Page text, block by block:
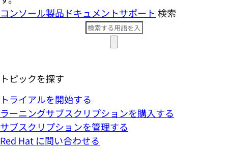
コンソール製品ドキュメントサポート 検索
トピックを探す
トライアルを開始する
ラーニングサブスクリプションを購入する
サブスクリプションを管理する
Red Hat に問い合わせる